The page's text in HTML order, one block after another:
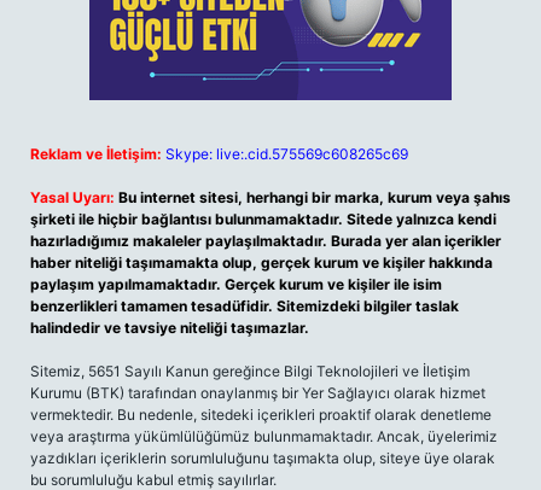
Reklam ve İletişim: Skype: live:.cid.575569c608265c69
Yasal Uyarı: Bu internet sitesi, herhangi bir marka, kurum veya şahıs
şirketi ile hiçbir bağlantısı bulunmamaktadır. Sitede yalnızca kendi
hazırladığımız makaleler paylaşılmaktadır. Burada yer alan içerikler
haber niteliği taşımamakta olup, gerçek kurum ve kişiler hakkında
paylaşım yapılmamaktadır. Gerçek kurum ve kişiler ile isim
benzerlikleri tamamen tesadüfidir. Sitemizdeki bilgiler taslak
halindedir ve tavsiye niteliği taşımazlar.
Sitemiz, 5651 Sayılı Kanun gereğince Bilgi Teknolojileri ve İletişim
Kurumu (BTK) tarafından onaylanmış bir Yer Sağlayıcı olarak hizmet
vermektedir. Bu nedenle, sitedeki içerikleri proaktif olarak denetleme
veya araştırma yükümlülüğümüz bulunmamaktadır. Ancak, üyelerimiz
yazdıkları içeriklerin sorumluluğunu taşımakta olup, siteye üye olarak
bu sorumluluğu kabul etmiş sayılırlar.